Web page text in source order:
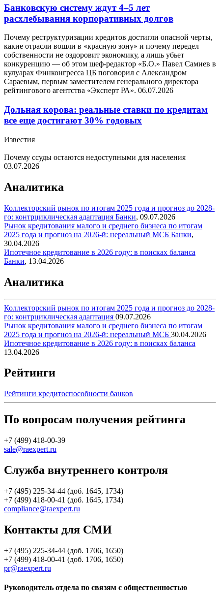
Банковскую систему ждут 4–5 лет
расхлебывания корпоративных долгов
Почему реструктуризации кредитов достигли опасной черты,
какие отрасли вошли в «красную зону» и почему передел
собственности не оздоровит экономику, а лишь убьет
конкуренцию — об этом шеф-редактор «Б.О.» Павел Самиев в
кулуарах Финконгресса ЦБ поговорил с Александром
Сараевым, первым заместителем генерального директора
рейтингового агентства «Эксперт РА». 06.07.2026
Дольная корова: реальные ставки по кредитам
все еще достигают 30% годовых
Известия
Почему ссуды остаются недоступными для населения
03.07.2026
Аналитика
Коллекторский рынок по итогам 2025 года и прогноз до 2028-
го: контрциклическая адаптация Банки, 09.07.2026
Рынок кредитования малого и среднего бизнеса по итогам
2025 года и прогноз на 2026-й: нереальный МСБ Банки,
30.04.2026
Ипотечное кредитование в 2026 году: в поисках баланса
Банки, 13.04.2026
Аналитика
Коллекторский рынок по итогам 2025 года и прогноз до 2028-
го: контрциклическая адаптация 09.07.2026
Рынок кредитования малого и среднего бизнеса по итогам
2025 года и прогноз на 2026-й: нереальный МСБ 30.04.2026
Ипотечное кредитование в 2026 году: в поисках баланса
13.04.2026
Рейтинги
Рейтинги кредитоспособности банков
По вопросам получения рейтинга
+7 (499) 418-00-39
sale@raexpert.ru
Служба внутреннего контроля
+7 (495) 225-34-44 (доб. 1645, 1734)
+7 (499) 418-00-41 (доб. 1645, 1734)
compliance@raexpert.ru
Контакты для СМИ
+7 (495) 225-34-44 (доб. 1706, 1650)
+7 (499) 418-00-41 (доб. 1706, 1650)
pr@raexpert.ru
Руководитель отдела по связям с общественностью